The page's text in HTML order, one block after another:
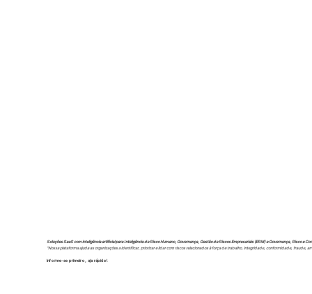
Soluções SaaS com inteligência artificial para Inteligência de Risco Humano, Governança, Gestão de Riscos Empresariais (ERM) e Governança, Risco e
"Nossa plataforma ajuda as organizações a identificar, priorizar e lidar com riscos relacionados à força de trabalho, integridade, conformidade, fraude,
Informe-se primeiro, aja rápido!